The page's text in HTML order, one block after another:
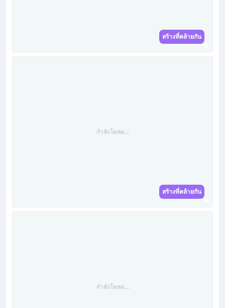
สร้างที่คล้ายกัน
กำลังโหลด...
สร้างที่คล้ายกัน
กำลังโหลด...